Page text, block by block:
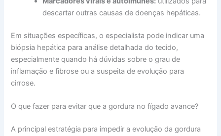
descartar outras causas de doenças hepáticas.
Em situações específicas, o especialista pode indicar uma
biópsia hepática para análise detalhada do tecido,
especialmente quando há dúvidas sobre o grau de
inflamação e fibrose ou a suspeita de evolução para
cirrose.
O que fazer para evitar que a gordura no fígado avance?
A principal estratégia para impedir a evolução da gordura